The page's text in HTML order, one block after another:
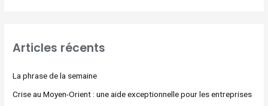
Articles récents
La phrase de la semaine
Crise au Moyen-Orient : une aide exceptionnelle pour les entreprises